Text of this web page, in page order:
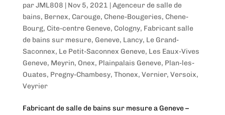
parJML808 | Nov 5, 2021 |Agenceur de salle de
bains, Bernex, Carouge, Chene-Bougeries, Chene-
Bourg, Cite-centre Geneve, Cologny, Fabricant salle
de bains sur mesure, Geneve, Lancy, Le Grand-
Saconnex, Le Petit-Saconnex Geneve, Les Eaux-Vives
Geneve, Meyrin, Onex, Plainpalais Geneve, Plan-les-
Ouates, Pregny-Chambesy, Thonex, Vernier, Versoix,
Veyrier
Fabricant de salle de bains sur mesure a Geneve –